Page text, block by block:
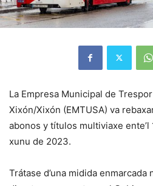
La Empresa Municipal de
Xixón/Xixón (EMTUSA) va
abonos y títulos multiviaxe
xunu de 2023.
Trátase d’una midida enmarcada